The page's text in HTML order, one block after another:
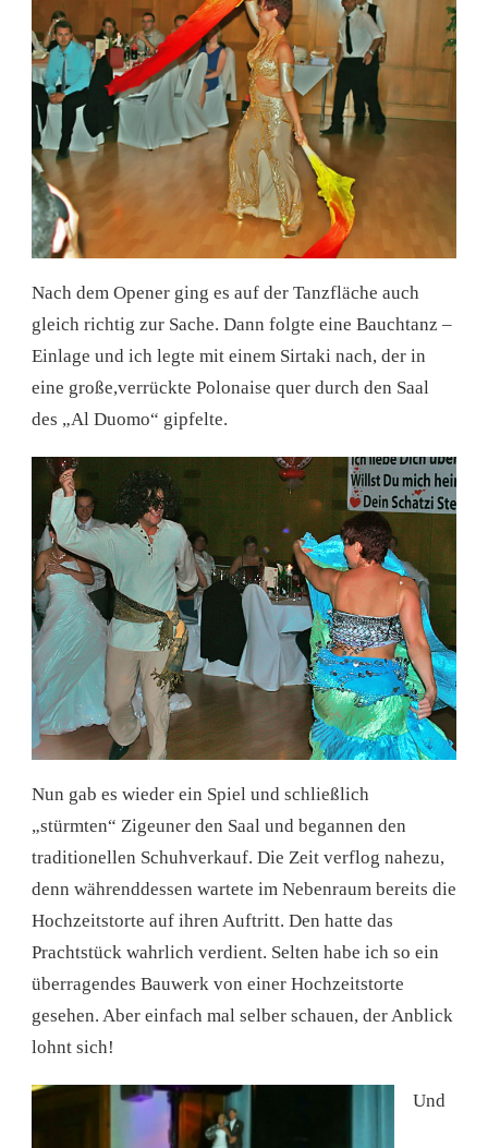
Nach dem Opener ging es auf der Tanzfläche auch
gleich richtig zur Sache. Dann folgte eine Bauchtanz –
Einlage und ich legte mit einem Sirtaki nach, der in
eine große,verrückte Polonaise quer durch den Saal
des „Al Duomo“ gipfelte.
Nun gab es wieder ein Spiel und schließlich
„stürmten“ Zigeuner den Saal und begannen den
traditionellen Schuhverkauf. Die Zeit verflog nahezu,
denn währenddessen wartete im Nebenraum bereits die
Hochzeitstorte auf ihren Auftritt. Den hatte das
Prachtstück wahrlich verdient. Selten habe ich so ein
überragendes Bauwerk von einer Hochzeitstorte
gesehen. Aber einfach mal selber schauen, der Anblick
lohnt sich!
Und